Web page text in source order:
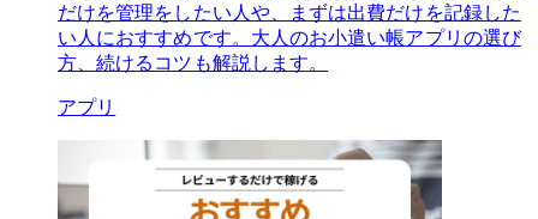
だけを管理をしたい人や、まずは出費だけを記録した
い人におすすめです。大人のお小遣い帳アプリの選び
方、続けるコツも解説します。
アプリ